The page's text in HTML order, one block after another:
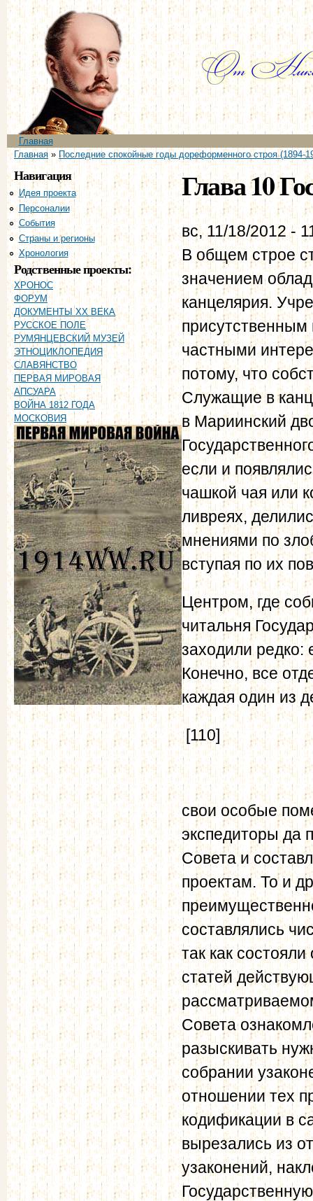
Главное меню
Главная
Вы здесь
Главная» Последние спокойные годы дореформенного строя (1894-
Навигация
Идея проекта
Персоналии
События
Страны и регионы
Хронология
Родственные проекты:
ХРОНОС
ФОРУМ
ДОКУМЕНТЫ XX ВЕКА
РУССКОЕ ПОЛЕ
РУМЯНЦЕВСКИЙ МУЗЕЙ
ЭТНОЦИКЛОПЕДИЯ
СЛАВЯНСТВО
ПЕРВАЯ МИРОВАЯ
АПСУАРА
ВОЙНА 1812 ГОДА
МОСКОВИЯ
Глава 10
вс, 11/18/2012 -
В общем строе
значением
канцелярия.
присутственным
частными
потому, что
Служащие в
в Мариинский
если и
чашкой чая или
ливреях,
мнениями по
вступая по их
Центром, где
читальня
заходили редко:
Конечно, все
каждая один из
[110]
свои особые
экспедиторы да
Совета и
проектам. То и
составлялись
так как
статей
Совета
разыскивать
собрании
отношении тех
кодификации в
вырезались из
узаконений,